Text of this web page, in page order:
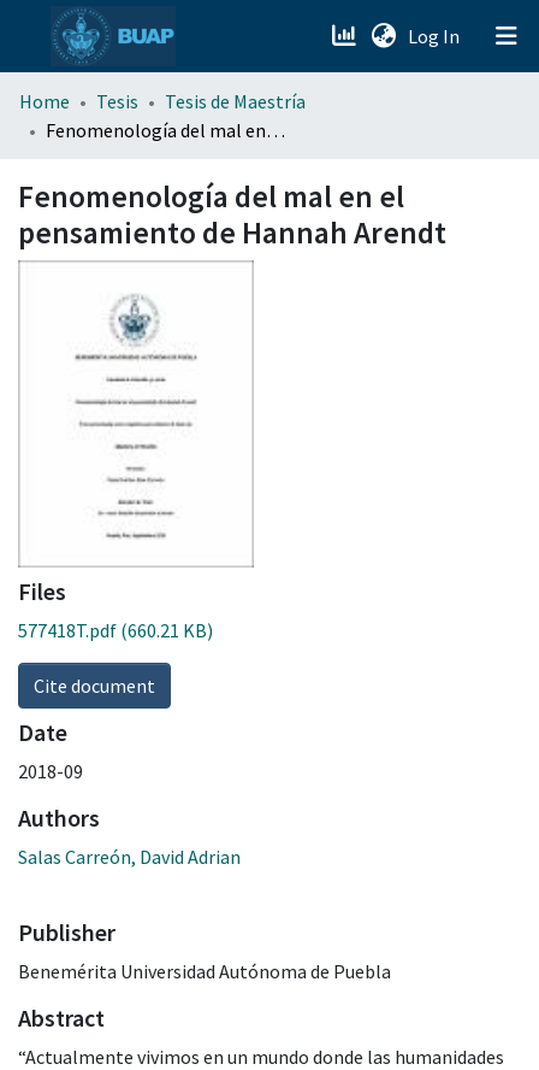
Log In (current)
menu.section.about_menu
Home Tesis
Tesis de Maestría
Fenomenología del mal en el pensamiento de Hannah Arendt
Fenomenología del mal en el
pensamiento de Hannah Arendt
Files
577418T.pdf (660.21 KB)
Cite document
Date
2018-09
Authors
Salas Carreón, David Adrian
Publisher
Benemérita Universidad Autónoma de Puebla
Abstract
“Actualmente vivimos en un mundo donde las humanidades